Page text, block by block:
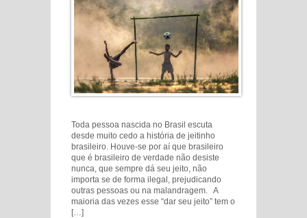
Toda pessoa nascida no Brasil escuta
desde muito cedo a história de jeitinho
brasileiro. Houve-se por aí que brasileiro
que é brasileiro de verdade não desiste
nunca, que sempre dá seu jeito, não
importa se de forma ilegal, prejudicando
outras pessoas ou na malandragem. A
maioria das vezes esse “dar seu jeito” tem o
[…]